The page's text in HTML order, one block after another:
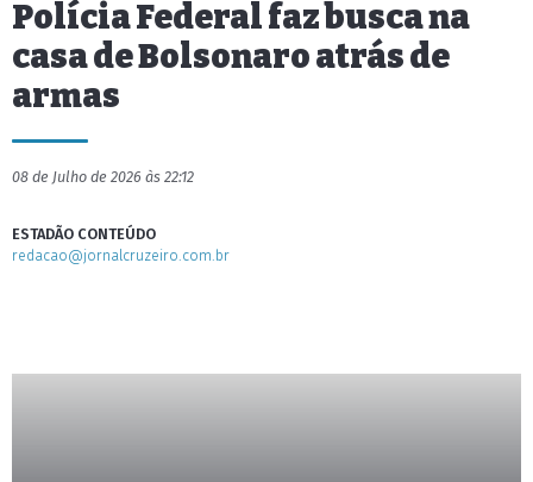
Polícia Federal faz busca na
casa de Bolsonaro atrás de
armas
08 de Julho de 2026 às 22:12
ESTADÃO CONTEÚDO
redacao@jornalcruzeiro.com.br